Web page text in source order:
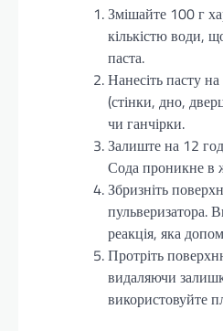
Змішайте 100 г
кількістю води,
паста.
Нанесіть пасту
(стінки, дно,
чи ганчірки.
Залиште на 12
Сода проникне в
Збризніть
пульверизатора.
реакція, яка
Протріть
видаляючи
використовуйте